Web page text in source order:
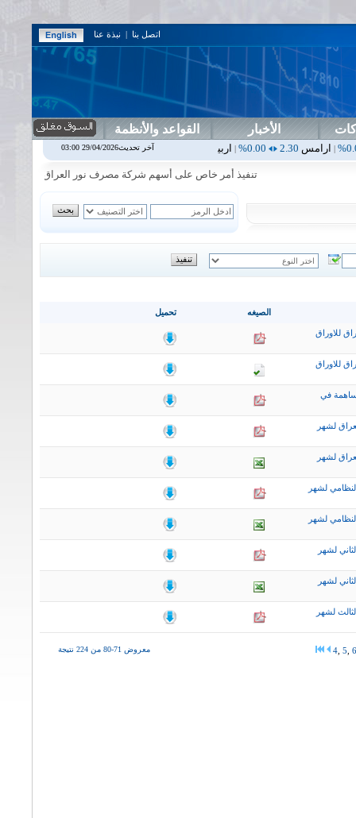
اتصل بنا | نبذة عنا
الأخبار القواعد والأنظمة
2.30
0.00%
| اربيل0.00
0.00% اس بنك0.00
0.00%
|اسفنج
تنفيذ أمر خاص على أسهم شركة مصرف نور العراق في جلسة الاربعاء
تحميل الصيغه
للاوراق
للاوراق
في
لشهر
لشهر
لشهر
لشهر
لشهر
لشهر
لشهر
معروض 71-80 من 224 نتيجة 4 5 6